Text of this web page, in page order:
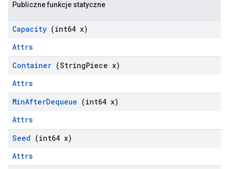
Publiczne funkcje statyczne
Capacity (int64 x)
Attrs
Container (StringPiece x)
Attrs
MinAfterDequeue (int64 x)
Attrs
Seed (int64 x)
Attrs